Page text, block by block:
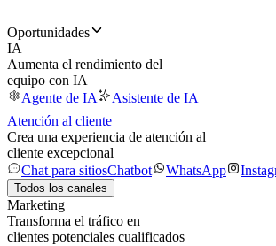
Oportunidades
IA
Aumenta el rendimiento del
equipo con IA
Agente de IA
Asistente de IA
Atención al cliente
Crea una experiencia de atención al
cliente excepcional
Chat para sitiosChatbot WhatsApp
Todos los canales
Marketing
Transforma el tráfico en
clientes potenciales cualificados